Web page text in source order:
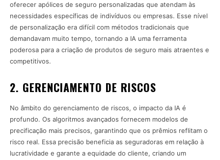
oferecer apólices de seguro personalizadas que atendam às
necessidades específicas de indivíduos ou empresas. Esse nível
de personalização era difícil com métodos tradicionais que
demandavam muito tempo, tornando a IA uma ferramenta
poderosa para a criação de produtos de seguro mais atraentes e
competitivos.
2. GERENCIAMENTO DE RISCOS
No âmbito do gerenciamento de riscos, o impacto da IA é
profundo. Os algoritmos avançados fornecem modelos de
precificação mais precisos, garantindo que os prêmios reflitam o
risco real. Essa precisão beneficia as seguradoras em relação à
lucratividade e garante a equidade do cliente, criando um